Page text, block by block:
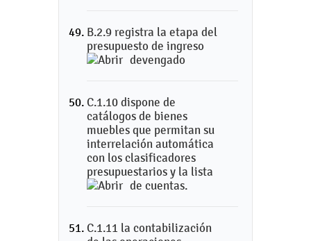
B.2.9 registra la etapa del
presupuesto de ingreso
devengado
C.1.10 dispone de
catálogos de bienes
muebles que permitan su
interrelación automática
con los clasificadores
presupuestarios y la lista
de cuentas.
C.1.11 la contabilización